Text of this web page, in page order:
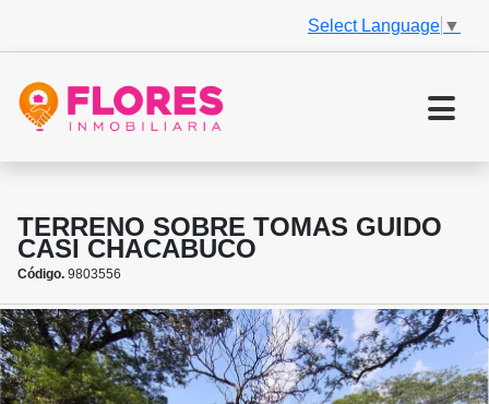
Select Language ▼
TERRENO SOBRE TOMAS GUIDO
CASI CHACABUCO
Código. 9803556